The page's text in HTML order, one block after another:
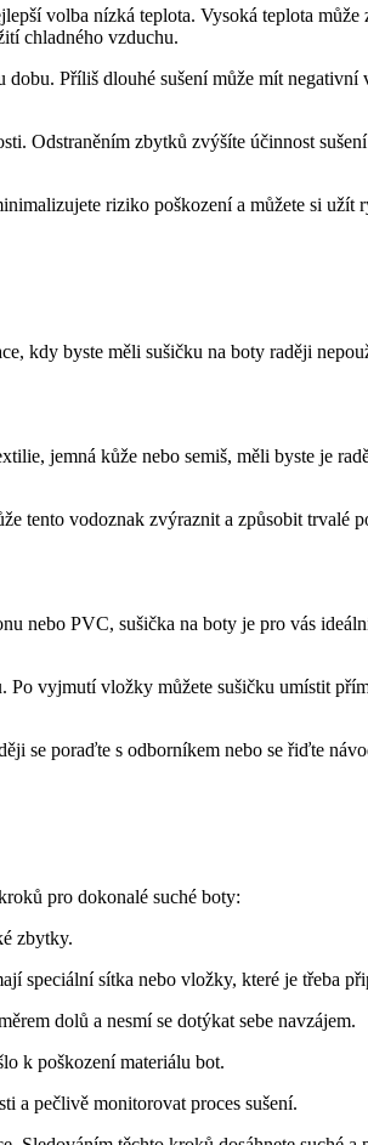
volba nízká teplota. Vysoká teplota
chladného⁣ vzduchu.
Příliš dlouhé sušení může‍ mít
Odstraněním⁣ zbytků ⁢zvýšíte ‍účinnost
riziko poškození a můžete si užít
kdy byste⁤ měli sušičku na boty raději
jemná​ kůže nebo semiš,⁤ měli byste je
⁣tento vodoznak‍ zvýraznit a způsobit trvalé
nebo PVC, sušička na boty je⁣ pro vás
Po vyjmutí vložky můžete ‍sušičku‌ umístit
se ⁤poraďte ‍s odborníkem nebo se ‌řiďte
⁣pro dokonalé suché⁢ boty:
zbytky.
⁢speciální​ sítka nebo‌ vložky, které je třeba
dolů a nesmí se dotýkat sebe ⁤navzájem.
k poškození materiálu ⁣bot.
a pečlivě monitorovat proces sušení.